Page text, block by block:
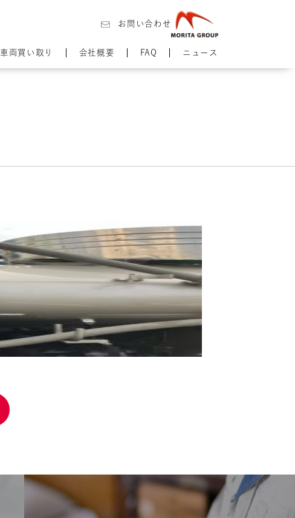
お問い合わせ
車両買い取り 会社概要 FAQ ニュース